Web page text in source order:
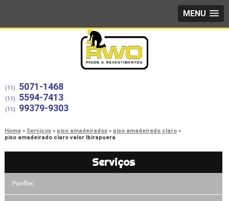
MENU
(11) 5071-1468
(11) 5594-7413
(11) 99379-9303
Home Serviços piso amadeirados
piso amadeirado claro
piso amadeirado claro valor Ibirapuera
Serviços
Paviflex